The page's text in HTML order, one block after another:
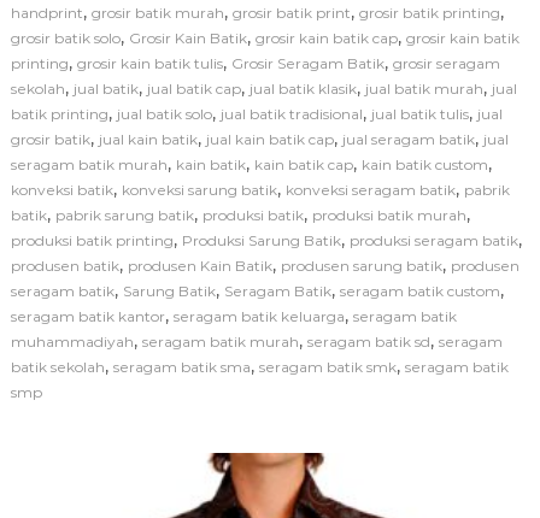
e
m
b
u
a
n
S
e
r
a
m
B
a
handprint, grosir batik murah, grosir batik print, grosir batik printing,
grosir batik solo, Grosir Kain Batik, grosir kain batik cap, grosir kain batik
printing, grosir kain batik tulis, Grosir Seragam Batik, grosir seragam
sekolah, jual batik, jual batik cap, jual batik klasik, jual batik murah, jual
batik printing, jual batik solo, jual batik tradisional, jual batik tulis, jual
grosir batik, jual kain batik, jual kain batik cap, jual seragam batik, jual
seragam batik murah, kain batik, kain batik cap, kain batik custom,
konveksi batik, konveksi sarung batik, konveksi seragam batik, pabrik
batik, pabrik sarung batik, produksi batik, produksi batik murah,
produksi batik printing, Produksi Sarung Batik, produksi seragam batik,
produsen batik, produsen Kain Batik, produsen sarung batik, produsen
seragam batik, Sarung Batik, Seragam Batik, seragam batik custom,
seragam batik kantor, seragam batik keluarga, seragam batik
muhammadiyah, seragam batik murah, seragam batik sd, seragam
batik sekolah, seragam batik sma, seragam batik smk, seragam batik
smp